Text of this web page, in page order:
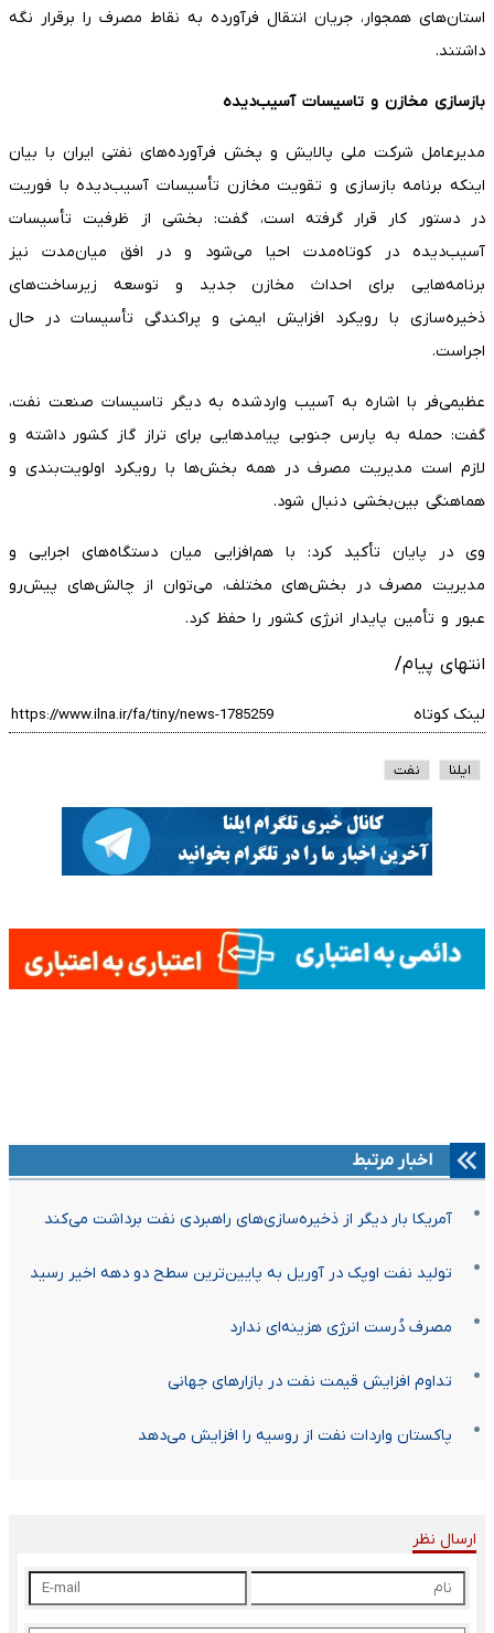
استان‌های همجوار، جریان انتقال فرآورده به نقاط مصرف را برقرار نگه
داشتند.
بازسازی مخازن و تاسیسات آسیب‌دیده
مدیرعامل شرکت ملی پالایش و پخش فرآورده‌های نفتی ایران با بیان
اینکه برنامه بازسازی و تقویت مخازن تأسیسات آسیب‌دیده با فوریت
در دستور کار قرار گرفته است، گفت: بخشی از ظرفیت تأسیسات
آسیب‌دیده در کوتاه‌مدت احیا می‌شود و در افق میان‌مدت نیز
برنامه‌هایی برای احداث مخازن جدید و توسعه زیرساخت‌های
ذخیره‌سازی با رویکرد افزایش ایمنی و پراکندگی تأسیسات در حال
اجراست.
عظیمی‌فر با اشاره به آسیب واردشده به دیگر تاسیسات صنعت نفت،
گفت: حمله به پارس جنوبی پیامدهایی برای تراز گاز کشور داشته و
لازم است مدیریت مصرف در همه بخش‌ها با رویکرد اولویت‌بندی و
هماهنگی بین‌بخشی دنبال شود.
وی در پایان تأکید کرد: با هم‌افزایی میان دستگاه‌های اجرایی و
مدیریت مصرف در بخش‌های مختلف، می‌توان از چالش‌های پیش‌رو
عبور و تأمین پایدار انرژی کشور را حفظ کرد.
انتهای پیام/
لینک کوتاه
ایلنا نفت
اخبار مرتبط
آمریکا بار دیگر از ذخیره‌سازی‌های راهبردی نفت برداشت می‌کند
تولید نفت اوپک در آوریل به پایین‌ترین سطح دو دهه اخیر رسید
مصرف دُرست انرژی هزینه‌ای ندارد
تداوم افزایش قیمت نفت در بازارهای جهانی
پاکستان واردات نفت از روسیه را افزایش می‌دهد
ارسال نظر